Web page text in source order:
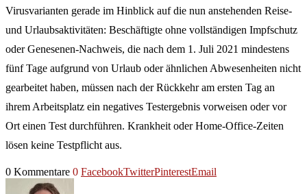
Virusvarianten gerade im Hinblick auf die nun anstehenden Reise-
und Urlaubsaktivitäten: Beschäftigte ohne vollständigen Impfschutz
oder Genesenen-Nachweis, die nach dem 1. Juli 2021 mindestens
fünf Tage aufgrund von Urlaub oder ähnlichen Abwesenheiten nicht
gearbeitet haben, müssen nach der Rückkehr am ersten Tag an
ihrem Arbeitsplatz ein negatives Testergebnis vorweisen oder vor
Ort einen Test durchführen. Krankheit oder Home-Office-Zeiten
lösen keine Testpflicht aus.
0 Kommentare 0 FacebookTwitterPinterestEmail